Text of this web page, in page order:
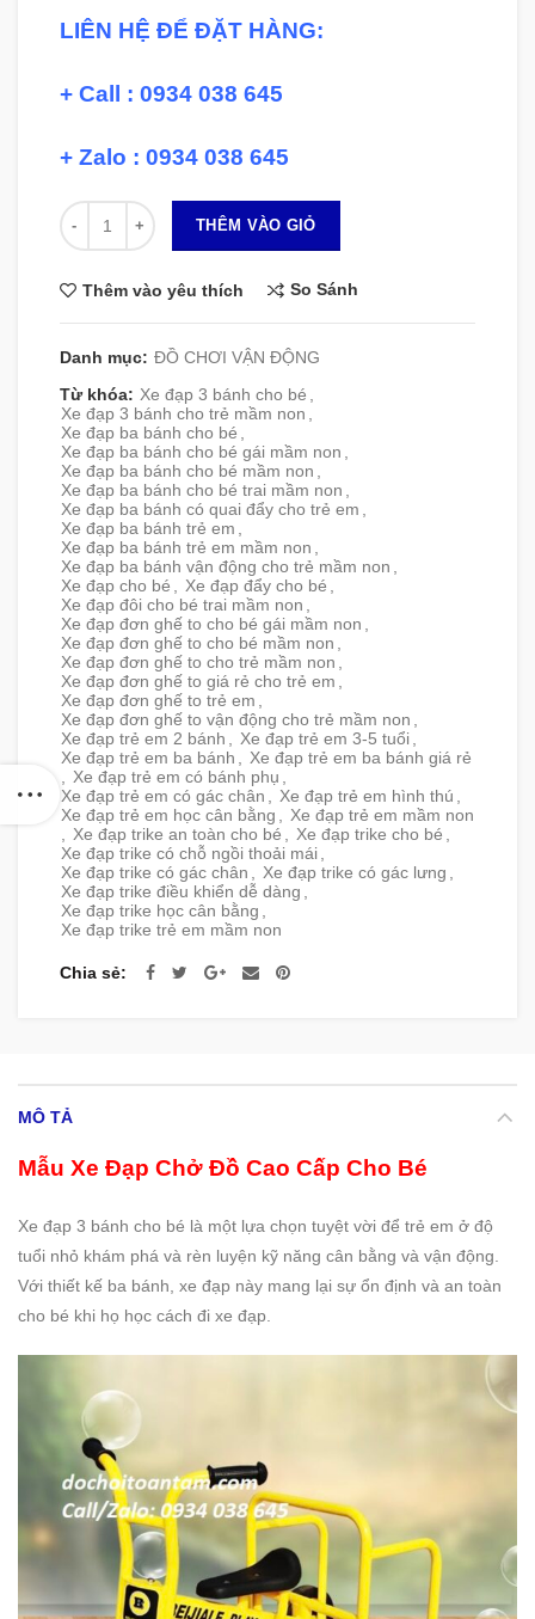
LIÊN HỆ ĐỂ ĐẶT HÀNG:
+ Call : 0934 038 645
+ Zalo : 0934 038 645
Số lượng
THÊM VÀO GIỎ
Thêm vào yêu thích So Sánh
Danh mục: ĐỒ CHƠI VẬN ĐỘNG
Từ khóa: Xe đạp 3 bánh cho bé ,
Xe đạp 3 bánh cho trẻ mầm non ,
Xe đạp ba bánh cho bé ,
Xe đạp ba bánh cho bé gái mầm non ,
Xe đạp ba bánh cho bé mầm non ,
Xe đạp ba bánh cho bé trai mầm non ,
Xe đạp ba bánh có quai đẩy cho trẻ em ,
Xe đạp ba bánh trẻ em ,
Xe đạp ba bánh trẻ em mầm non ,
Xe đạp ba bánh vận động cho trẻ mầm non ,
Xe đạp cho bé , Xe đạp đẩy cho bé ,
Xe đạp đôi cho bé trai mầm non ,
Xe đạp đơn ghế to cho bé gái mầm non ,
Xe đạp đơn ghế to cho bé mầm non ,
Xe đạp đơn ghế to cho trẻ mầm non ,
Xe đạp đơn ghế to giá rẻ cho trẻ em ,
Xe đạp đơn ghế to trẻ em ,
Xe đạp đơn ghế to vận động cho trẻ mầm non ,
Xe đạp trẻ em 2 bánh , Xe đạp trẻ em 3-5 tuổi,
Xe đạp trẻ em ba bánh , Xe đạp trẻ em ba bánh giá rẻ
, Xe đạp trẻ em có bánh phụ ,
Xe đạp trẻ em có gác chân , Xe đạp trẻ em hình thú ,
Xe đạp trẻ em học cân bằng , Xe đạp trẻ em mầm non
, Xe đạp trike an toàn cho bé , Xe đạp trike cho bé ,
Xe đạp trike có chỗ ngồi thoải mái,
Xe đạp trike có gác chân , Xe đạp trike có gác lưng ,
Xe đạp trike điều khiển dễ dàng ,
Xe đạp trike học cân bằng ,
Xe đạp trike trẻ em mầm non
Chia sẻ
MÔ TẢ
Mẫu Xe Đạp Chở Đồ Cao Cấp Cho Bé
Xe đạp 3 bánh cho bé là một lựa chọn tuyệt vời để trẻ em ở độ
tuổi nhỏ khám phá và rèn luyện kỹ năng cân bằng và vận động.
Với thiết kế ba bánh, xe đạp này mang lại sự ổn định và an toàn
cho bé khi họ học cách đi xe đạp.